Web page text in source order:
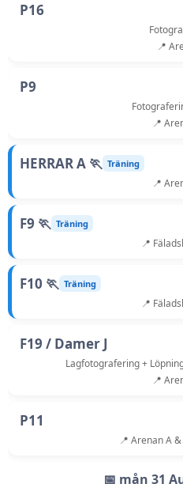
P16
📍
P9
📍
HERRAR A 🏃 Träning
📍
F9 🏃 Träning
📍
F10 🏃 Träning
📍
F19 / Damer J
Lagfotografering +
📍
P11
📍 Arenan A
📅 mån 31